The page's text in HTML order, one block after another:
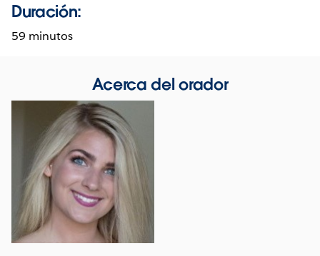
Duración:
59 minutos
Acerca del orador